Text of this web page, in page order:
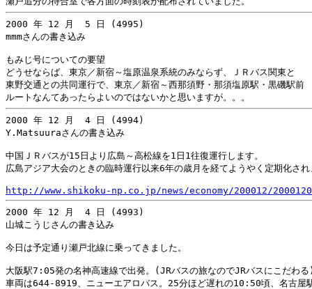
2000 年 12 月  5 日 (4995)
mmmさんの書き込み
もみじ号についての要望
どうせならば、東京／新宿～塩原温泉系統のみならず、ＪＲバス関東と
東野交通との共同運行で、東京／新宿～西那須野・那須塩原駅・黒磯駅前
2000 年 12 月  4 日 (4994)
Y.Matsuuraさんの書き込み
中国ＪＲバスが15日より広島～高松線を1日1往復運行します。
広島アジア大会のときの臨時運行以来6年の歳月を経てようやく定期化され
http://www.shikoku-np.co.jp/news/economy/200012/
2000 年 12 月  4 日 (4993)
山城こうじさんの書き込み
今日は予定通り瀬戸北線に乗ってきました。
大阪駅7:05発の名神高速線で出発。(JRバスの旅なのでJRバスにこだわ
車両は644-8919、ニューエアロバス。25分ほど遅れの10:50頃、名古屋